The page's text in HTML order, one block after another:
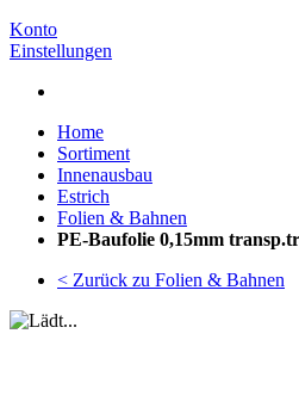
Konto
Einstellungen
Home
Sortiment
Innenausbau
Estrich
Folien & Bahnen
PE-Baufolie 0,15mm
< Zurück zu Folien & Bahnen